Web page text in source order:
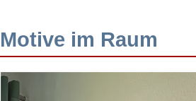
Motive im Raum